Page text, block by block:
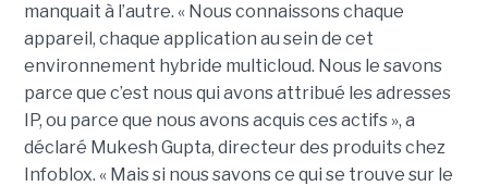
manquait à l’autre. « Nous connaissons chaque
appareil, chaque application au sein de cet
environnement hybride multicloud. Nous le savons
parce que c’est nous qui avons attribué les adresses
IP, ou parce que nous avons acquis ces actifs », a
déclaré Mukesh Gupta, directeur des produits chez
Infoblox. « Mais si nous savons ce qui se trouve sur le